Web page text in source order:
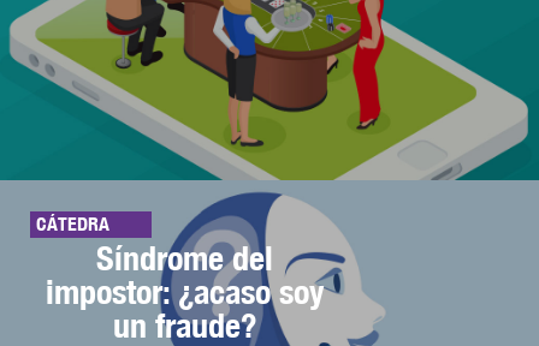
CÁTEDRA
Síndrome del
impostor: ¿acaso soy
un fraude?